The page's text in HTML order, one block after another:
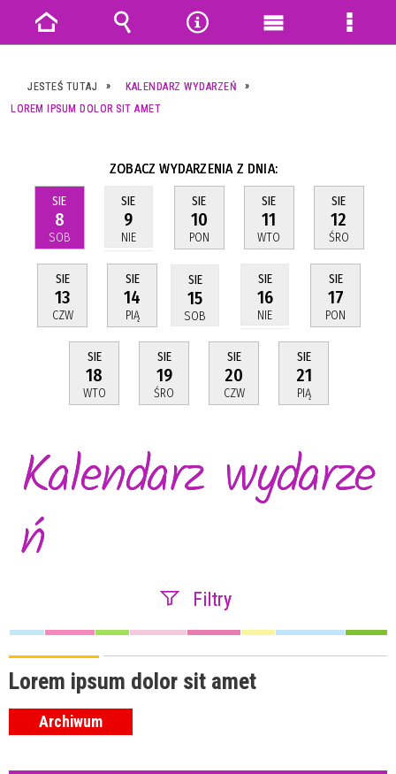
JESTEŚ TUTAJ
KALENDARZ WYDARZEŃ
LOREM IPSUM DOLOR SIT AMET
ZOBACZ WYDARZENIA Z DNIA:
SIE
8
SOB
SIE
9
NIE
SIE
10
PON
SIE
11
WTO
SIE
12
ŚRO
SIE
13
CZW
SIE
14
PIĄ
SIE
15
SOB
SIE
16
NIE
SIE
17
PON
SIE
18
WTO
SIE
19
ŚRO
SIE
20
CZW
SIE
21
PIĄ
Kalendarz wydarze
ń
Filtry
Lorem ipsum dolor sit amet
Archiwum
Strona
główna
Wyszukiwarka
NarzędziaMenu
Menu